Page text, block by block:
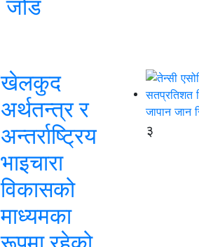
जोड
खेलकुद
अर्थतन्त्र र
अन्तर्राष्ट्रिय
भाइचारा
विकासको
माध्यमका
३